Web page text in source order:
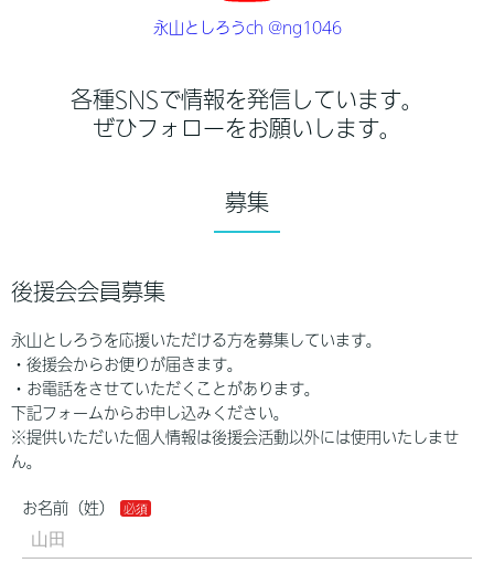
永山としろうch @ng1046
各種SNSで情報を発信しています。
ぜひフォローをお願いします。
募集
後援会会員募集
永山としろうを応援いただける方を募集しています。
・後援会からお便りが届きます。
・お電話をさせていただくことがあります。
下記フォームからお申し込みください。
※提供いただいた個人情報は後援会活動以外には使用いたしませ
ん。
お名前（姓）